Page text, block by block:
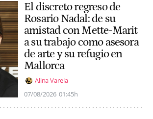
El discreto regreso de
Rosario Nadal: de su
amistad con Mette-Marit
a su trabajo como asesora
de arte y su refugio en
Mallorca
Alina Varela
07/08/2026 01:45h